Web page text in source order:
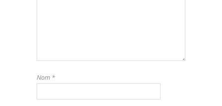
Nom *